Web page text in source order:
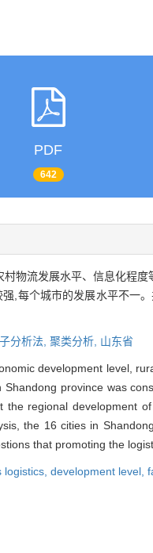
PDF
642
物流发展水平、信息化程
,每个城市的发展水平不一
分析法, 聚类分析, 山东省
development level,
province was
the regional development
the 16 cities in
that promoting the
development level,